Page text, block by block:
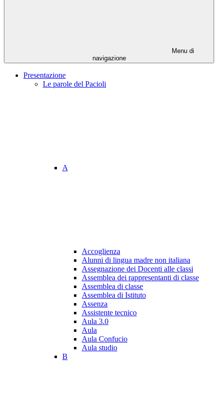
Menu di
navigazione
Presentazione
Le parole del Pacioli
A
Accoglienza
Alunni di lingua madre non italiana
Assegnazione dei Docenti alle classi
Assemblea dei rappresentanti di classe
Assemblea di classe
Assemblea di Istituto
Assenza
Assistente tecnico
Aula 3.0
Aula
Aula Confucio
Aula studio
B